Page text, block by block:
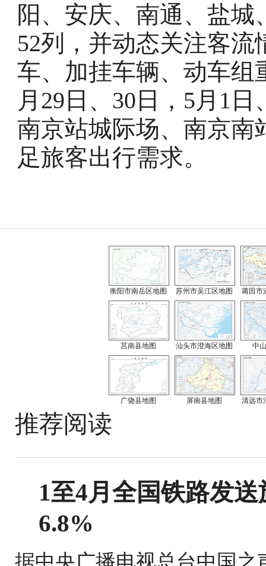
阳、安庆、南通、盐
52列，并动态关注客
车、加挂车辆、动车组
月29日、30日，5月1
南京站城际场、南京南
足旅客出行需求。
衡阳市南岳区地图 苏州市吴江区地图 莆田市
莒南县地图 汕头市澄海区地图 中
广饶县地图 屏南县地图 清远市
推荐阅读
1至4月全国铁路发
6.8%
据中央广播电视总台中国